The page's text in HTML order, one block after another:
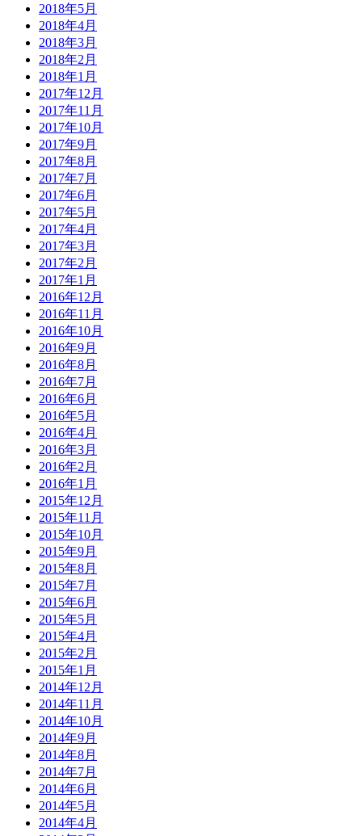
2018年5月
2018年4月
2018年3月
2018年2月
2018年1月
2017年12月
2017年11月
2017年10月
2017年9月
2017年8月
2017年7月
2017年6月
2017年5月
2017年4月
2017年3月
2017年2月
2017年1月
2016年12月
2016年11月
2016年10月
2016年9月
2016年8月
2016年7月
2016年6月
2016年5月
2016年4月
2016年3月
2016年2月
2016年1月
2015年12月
2015年11月
2015年10月
2015年9月
2015年8月
2015年7月
2015年6月
2015年5月
2015年4月
2015年2月
2015年1月
2014年12月
2014年11月
2014年10月
2014年9月
2014年8月
2014年7月
2014年6月
2014年5月
2014年4月